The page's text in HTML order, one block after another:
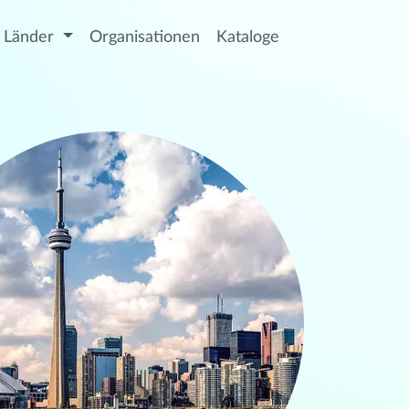
Länder Organisationen Kataloge